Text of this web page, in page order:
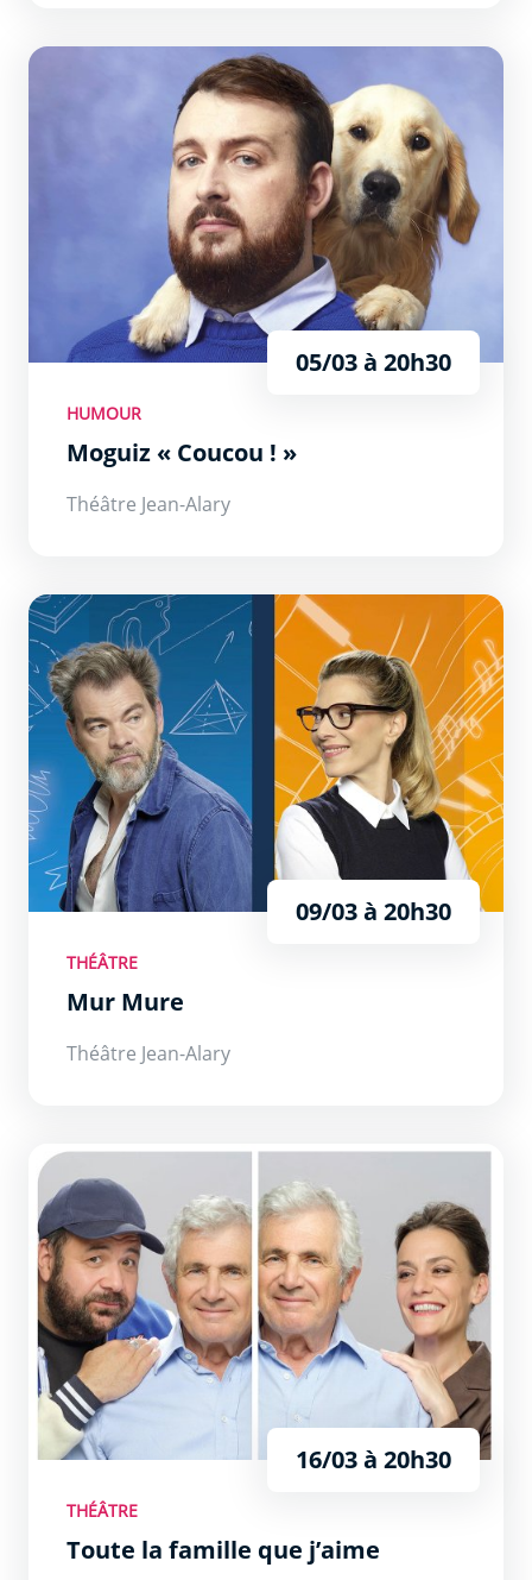
Moguiz « Coucou ! »
05/03 à 20h30
HUMOUR
Moguiz « Coucou ! »
Théâtre Jean-Alary
Mur Mure
09/03 à 20h30
THÉÂTRE
Mur Mure
Théâtre Jean-Alary
Toute la famille que j’aime
16/03 à 20h30
THÉÂTRE
Toute la famille que j’aime